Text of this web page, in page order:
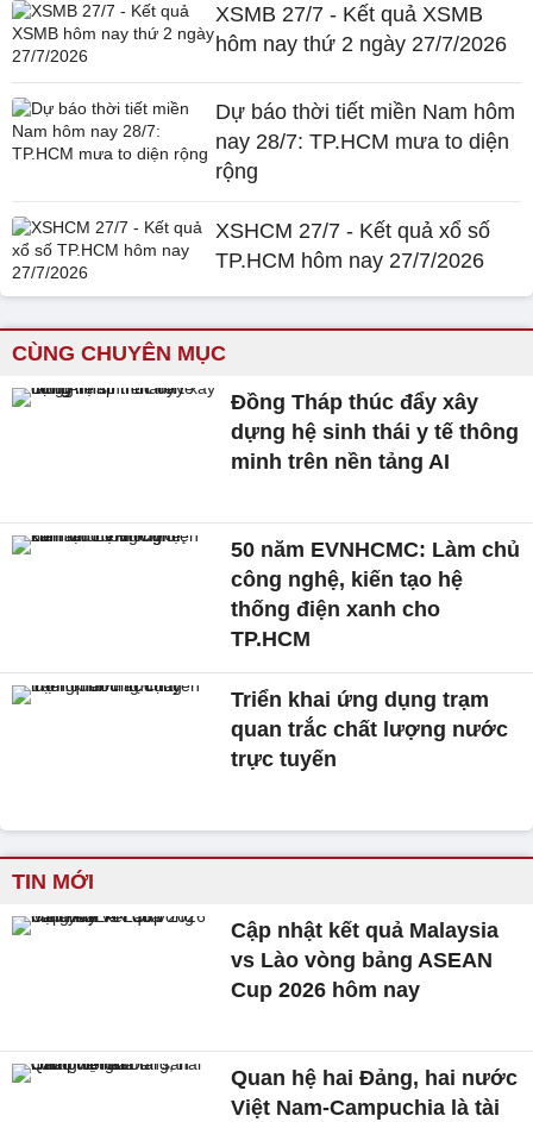
XSMB 27/7 - Kết quả XSMB
hôm nay thứ 2 ngày 27/7/2026
Dự báo thời tiết miền Nam hôm
nay 28/7: TP.HCM mưa to diện
rộng
XSHCM 27/7 - Kết quả xổ số
TP.HCM hôm nay 27/7/2026
CÙNG CHUYÊN MỤC
Đồng Tháp thúc đẩy xây
dựng hệ sinh thái y tế thông
minh trên nền tảng AI
50 năm EVNHCMC: Làm chủ
công nghệ, kiến tạo hệ
thống điện xanh cho
TP.HCM
Triển khai ứng dụng trạm
quan trắc chất lượng nước
trực tuyến
TIN MỚI
Cập nhật kết quả Malaysia
vs Lào vòng bảng ASEAN
Cup 2026 hôm nay
Quan hệ hai Đảng, hai nước
Việt Nam-Campuchia là tài